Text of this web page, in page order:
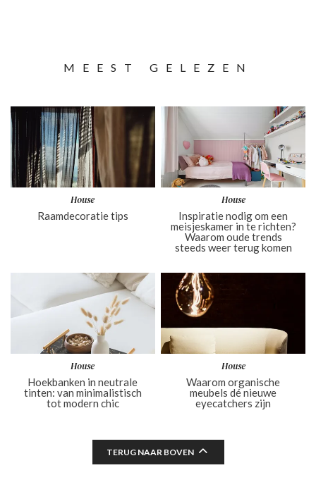
MEEST GELEZEN
House
Raamdecoratie tips
House
Inspiratie nodig om een
meisjeskamer in te richten?
Waarom oude trends
steeds weer terug komen
House
Hoekbanken in neutrale
tinten: van minimalistisch
tot modern chic
House
Waarom organische
meubels dé nieuwe
eyecatchers zijn
TERUG NAAR BOVEN